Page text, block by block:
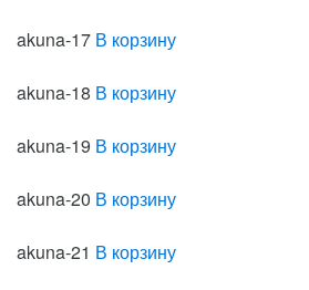
akuna-17 В корзину
akuna-18 В корзину
akuna-19 В корзину
akuna-20 В корзину
akuna-21 В корзину